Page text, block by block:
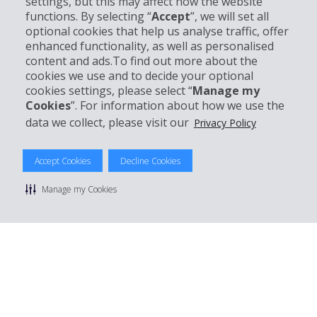
functions. By selecting “Accept”, we will set all
optional cookies that help us analyse traffic, offer
enhanced functionality, as well as personalised
content and ads.To find out more about the
cookies we use and to decide your optional
cookies settings, please select “Manage my
Cookies”. For information about how we use the
data we collect, please visit our Privacy Policy
Accept Cookies Decline Cookies
Manage my Cookies
Entreprise
Support client
Réserver avec Hertz
© 2026 The Hertz System, Inc.
Politique de confidentialité
Conditions de location |